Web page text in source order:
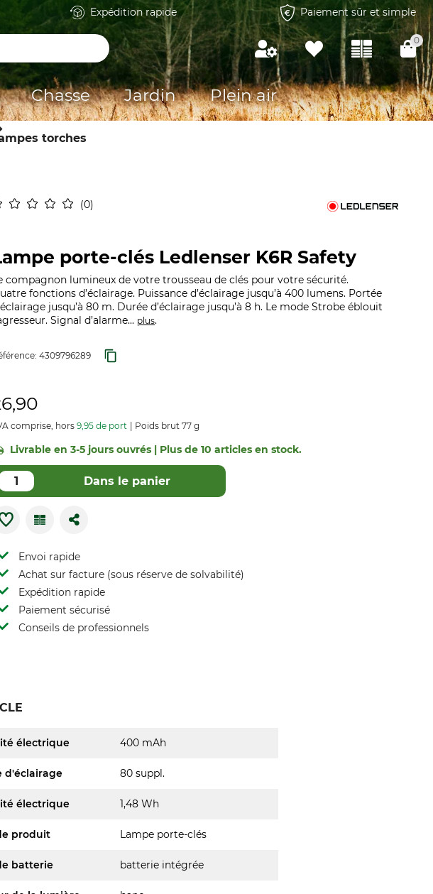
Expédition rapide Paiement sûr et simple
0
Chasse Jardin Plein air
torches
0
porte-clés Ledlenser K6R Safety
compagnon lumineux de votre trousseau de clés pour votre sécurité.
fonctions d’éclairage. Puissance d’éclairage jusqu’à 400 lumens. Portée
jusqu’à 80 m. Durée d’éclairage jusqu’à 8 h. Le mode Strobe éblouit
Signal d’alarme... plus.
4309796289
comprise, hors 9,95 de port Poids brut 77 g
Livrable en 3-5 jours ouvrés | Plus de 10 articles en stock.
Dans le panier
Envoi rapide
Achat sur facture (sous réserve de solvabilité)
Expédition rapide
Paiement sécurisé
Conseils de professionnels
électrique 400 mAh
d'éclairage 80 suppl.
électrique 1,48 Wh
produit Lampe porte-clés
batterie batterie intégrée